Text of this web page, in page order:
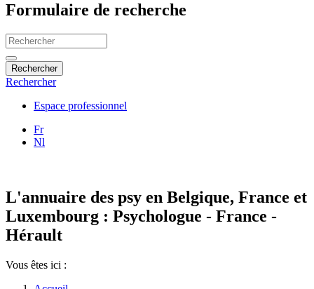
Formulaire de recherche
Rechercher
Rechercher
Espace professionnel
Fr
Nl
L'annuaire des psy en Belgique, France et
Luxembourg : Psychologue - France -
Hérault
Vous êtes ici :